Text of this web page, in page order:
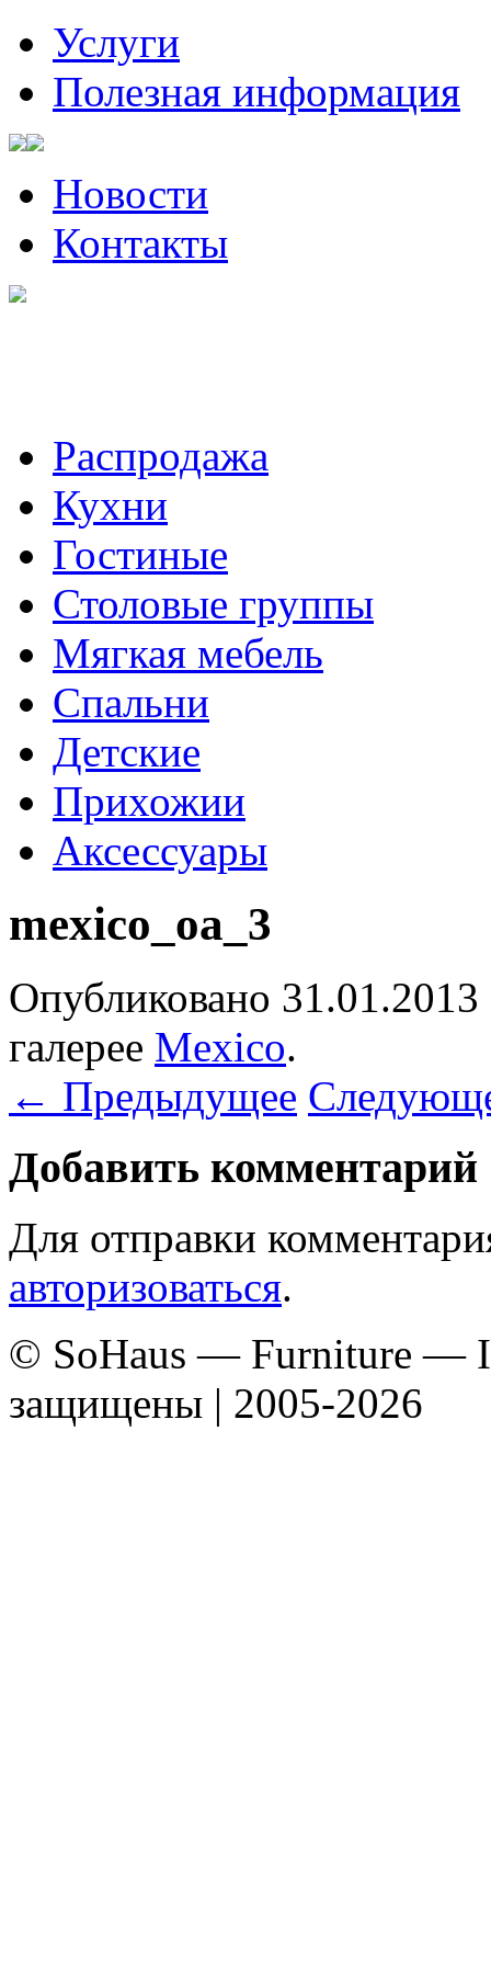
Услуги
Полезная информация
Новости
Контакты
Распродажа
Кухни
Гостиные
Столовые группы
Мягкая мебель
Спальни
Детские
Прихожии
Аксессуары
mexico_oa_3
Опубликовано 31.01.2013
галерее Mexico.
← Предыдущее
Добавить комментарий
Для отправки
авторизоваться.
© SoHaus — Furniture —
защищены | 2005-2026